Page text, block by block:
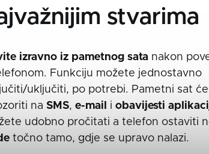
stvarima
izravno iz pametnog sata nakon
Funkciju možete jednostavno
uključiti, po potrebi. Pametni sat će
naSMS,e-mail iobavijesti
udobno pročitati a telefon ostaviti
točno tamo, gdje se upravo nalazi.